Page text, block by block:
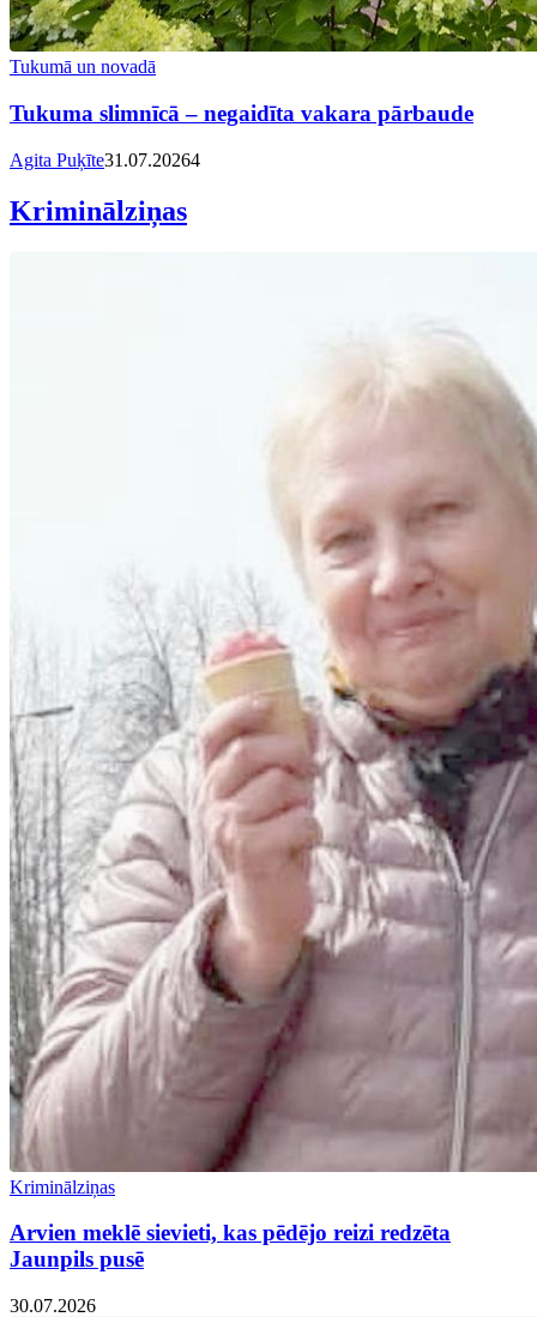
Tukumā un novadā
Tukuma slimnīcā – negaidīta vakara pārbaude
Agita Puķīte31.07.20264
Kriminālziņas
Kriminālziņas
Arvien meklē sievieti, kas pēdējo reizi redzēta
Jaunpils pusē
30.07.2026